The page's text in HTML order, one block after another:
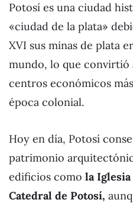
Potosí es una ciudad
«ciudad de la plata»
XVI sus minas de plata
mundo, lo que convirtió
centros económicos
época colonial.
Hoy en día, Potosí
patrimonio
edificios como la Iglesia
Catedral de Potosí,